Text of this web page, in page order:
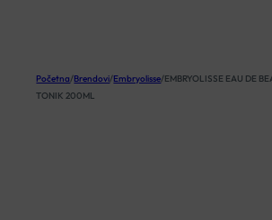
Početna/Brendovi/Embryolisse/EMBRYOLISSE EAU DE
TONIK 200ML